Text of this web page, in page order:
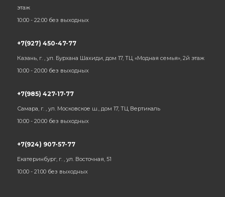
этаж
10:00 - 22:00 без выходных
+7(927) 450-47-77
Казань, г. , ул. Бурхана Шахиди, дом 17, ТЦ «Модная семья», 2й этаж
10:00 - 20:00 без выходных
+7(985) 427-17-77
Самара, г. , ул. Московское ш., дом 17, ТЦ Вертикаль
10:00 - 20:00 без выходных
+7(924) 907-57-77
Екатеринбург, г. , ул. Восточная, 51
10:00 - 21:00 без выходных